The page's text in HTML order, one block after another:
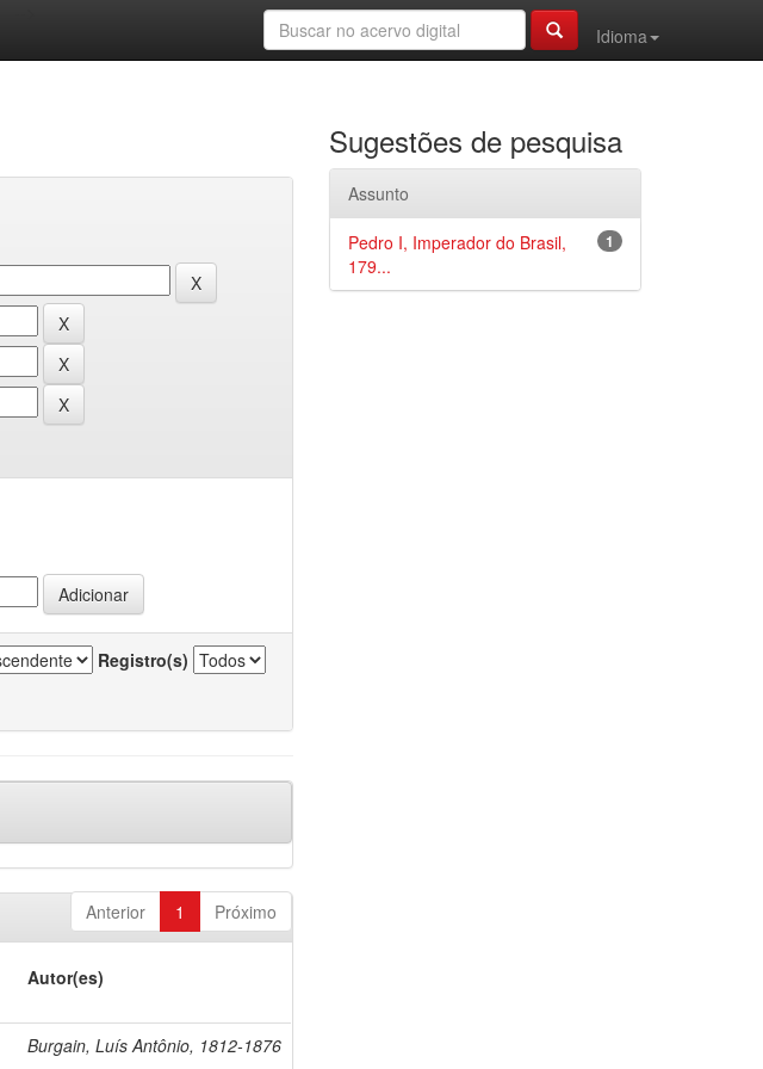
Idioma
Registro(s)
Anterior 1 Próximo
Autor(es)
Burgain, Luís Antônio, 1812-1876
Sugestões de pesquisa
Assunto
1
Pedro I, Imperador do Brasil,
179...